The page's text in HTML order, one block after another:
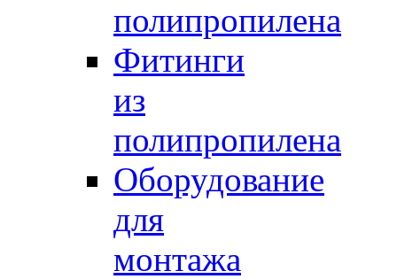
полипропилена
Фитинги
из
полипропилена
Оборудование
для
монтажа